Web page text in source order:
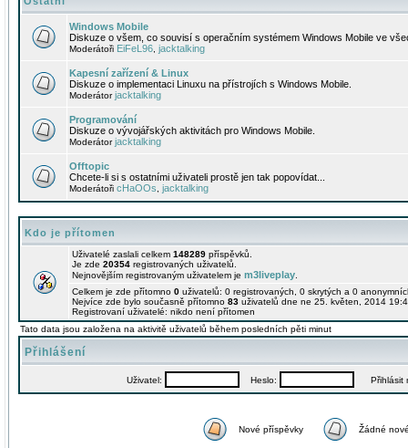
Windows Mobile
Diskuze o všem, co souvisí s operačním systémem Windows Mobile ve
Moderátoři EiFeL96 jacktalking
Kapesní zařízení & Linux
Diskuze o implementaci Linuxu na přístrojích s Windows Mobile.
Moderátorjacktalking
Programování
Diskuze o vývojářských aktivitách pro Windows Mobile.
Moderátorjacktalking
Offtopic
Chcete-li si s ostatními uživateli prostě jen tak popovídat...
Moderátoři cHaOOs jacktalking
Kdo je přítomen
Uživatelé zaslali celkem 148289 příspěvků.
Je zde 20354 registrovaných uživatelů.
Nejnovějším registrovaným uživatelem je m3liveplay
Celkem je zde přítomno 0 uživatelů: 0 registrovaných, 0 skrytých a 0
Nejvíce zde bylo současně přítomno 83 uživatelů dne ne 25. květen, 2014
Registrovaní uživatelé: nikdo není přítomen
Tato data jsou založena na aktivitě uživatelů během posledních pěti minut
Přihlášení
Uživatel: Heslo: Přihlásit
Nové příspěvky Žádné